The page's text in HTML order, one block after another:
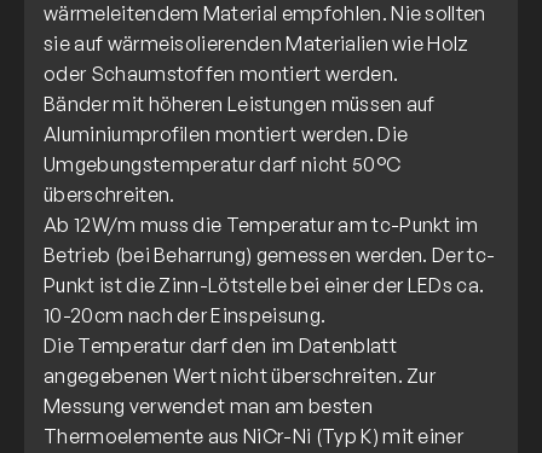
wärmeleitendem Material empfohlen. Nie sollten
sie auf wärmeisolierenden Materialien wie Holz
oder Schaumstoffen montiert werden.
Bänder mit höheren Leistungen müssen auf
Aluminiumprofilen montiert werden. Die
Umgebungstemperatur darf nicht 50°C
überschreiten.
Ab 12W/m muss die Temperatur am tc-Punkt im
Betrieb (bei Beharrung) gemessen werden. Der tc-
Punkt ist die Zinn-Lötstelle bei einer der LEDs ca.
10-20cm nach der Einspeisung.
Die Temperatur darf den im Datenblatt
angegebenen Wert nicht überschreiten. Zur
Messung verwendet man am besten
Thermoelemente aus NiCr-Ni (Typ K) mit einer